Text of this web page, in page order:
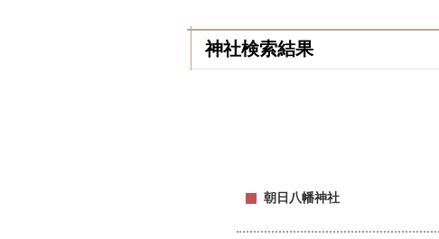
神社検索結果
朝日八幡神社